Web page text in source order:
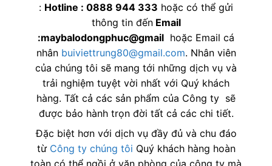
: Hotline : 0888 944 333 hoặc có thể gửi
thông tin đếnEmail
:maybalodongphuc@gmail hoặc Email cá
nhân buiviettrung80@gmail.com. Nhân viên
của chúng tôi sẽ mang tới những dịch vụ và
trải nghiệm tuyệt vời nhất với Quý khách
hàng. Tất cả các sản phẩm của Công ty sẽ
được bảo hành trọn đời tất cả các chi tiết.
Đặc biệt hơn với dịch vụ đầy đủ và chu đáo
từ Công ty chúng tôi Quý khách hàng hoàn
toàn có thể ngồi ở văn phòng của công ty mà